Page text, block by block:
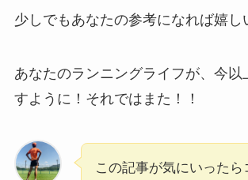
少しでもあなたの参考になれば嬉し
あなたのランニングライフが、今以
すように！それではまた！！
この記事が気にいったら